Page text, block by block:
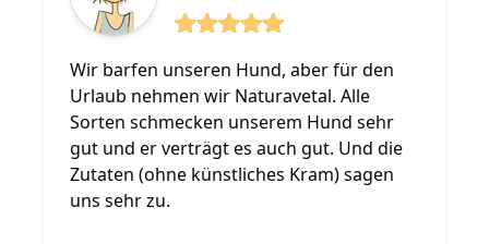
Wir barfen unseren Hund, aber für den
Urlaub nehmen wir Naturavetal. Alle
Sorten schmecken unserem Hund sehr
gut und er verträgt es auch gut. Und die
Zutaten (ohne künstliches Kram) sagen
uns sehr zu.